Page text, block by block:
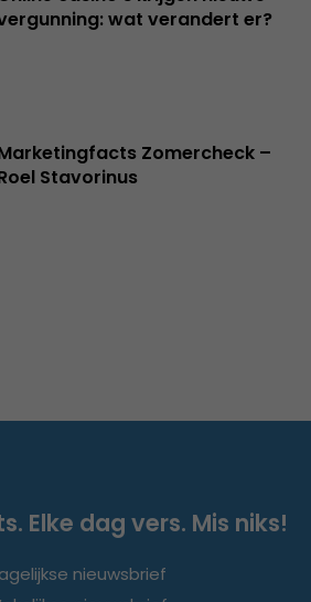
wat verandert er?
Zomercheck –
Stavorinus
Elke dag vers. Mis niks!
nieuwsbrief